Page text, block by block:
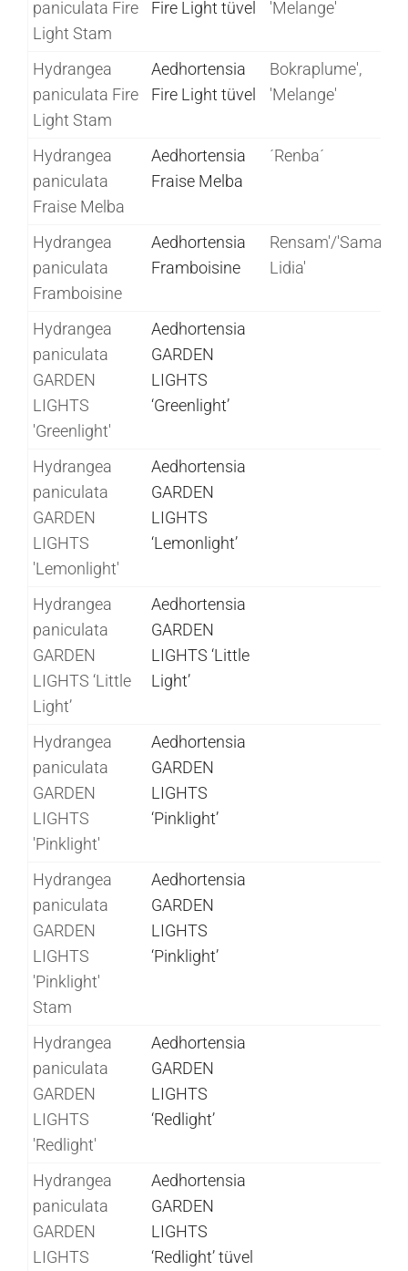
paniculata Fire
Light Stam
Fire Light tüvel 'Melange'
Hydrangea
paniculata Fire
Light Stam
Aedhortensia
Fire Light tüvel
Bokraplume',
'Melange'
Hydrangea
paniculata
Fraise Melba
Aedhortensia
Fraise Melba
´Renba´
Hydrangea
paniculata
Framboisine
Aedhortensia
Framboisine
Rensam'/
Lidia'
Hydrangea
paniculata
GARDEN
LIGHTS
'Greenlight'
Aedhortensia
GARDEN
LIGHTS
‘Greenlight’
Hydrangea
paniculata
GARDEN
LIGHTS
'Lemonlight'
Aedhortensia
GARDEN
LIGHTS
‘Lemonlight’
Hydrangea
paniculata
GARDEN
LIGHTS ‘Little
Light’
Aedhortensia
GARDEN
LIGHTS ‘Little
Light’
Hydrangea
paniculata
GARDEN
LIGHTS
'Pinklight'
Aedhortensia
GARDEN
LIGHTS
‘Pinklight’
Hydrangea
paniculata
GARDEN
LIGHTS
'Pinklight'
Stam
Aedhortensia
GARDEN
LIGHTS
‘Pinklight’
Hydrangea
paniculata
GARDEN
LIGHTS
'Redlight'
Aedhortensia
GARDEN
LIGHTS
‘Redlight’
Hydrangea
paniculata
GARDEN
LIGHTS
Aedhortensia
GARDEN
LIGHTS
‘Redlight’ tüvel